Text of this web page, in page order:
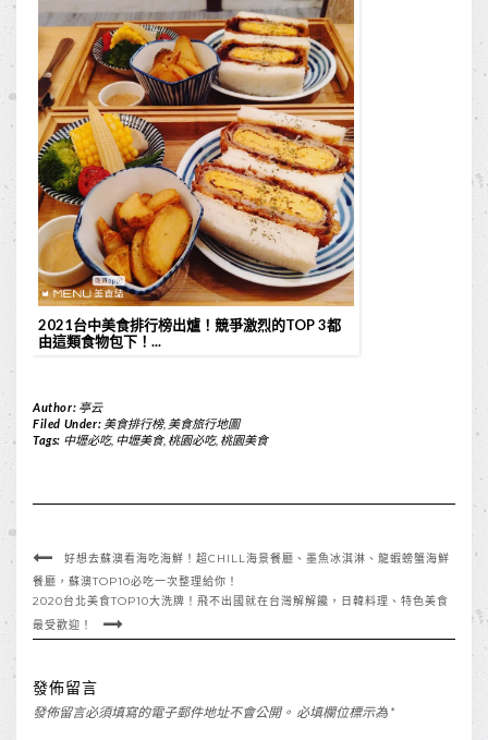
2021台中美食排行榜出爐！競爭激烈的TOP 3都
由這類食物包下！...
Author: 亭云
Filed Under: 美食排行榜, 美食旅行地圖
Tags: 中壢必吃, 中壢美食, 桃園必吃, 桃園美食
好想去蘇澳看海吃海鮮！超CHILL海景餐廳、墨魚冰淇淋、龍蝦螃蟹海鮮
餐廳，蘇澳TOP10必吃一次整理給你！
2020台北美食TOP10大洗牌！飛不出國就在台灣解解饞，日韓料理、特色美食
最受歡迎！
發佈留言
發佈留言必須填寫的電子郵件地址不會公開。 必填欄位標示為 *